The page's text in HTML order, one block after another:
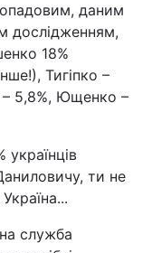
даним
дослідженням,
18%
Тигіпко –
– 5,8%, Ющенко –
ти не
служба